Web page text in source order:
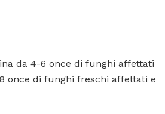
da 4-6 once di funghi affettati
once di funghi freschi affettati e